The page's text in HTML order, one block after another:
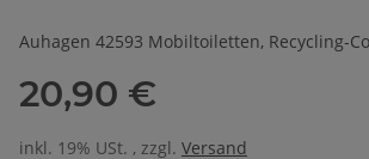
Auhagen 42593 Mobiltoiletten, Recycling-
20,90 €
inkl. 19% USt. , zzgl. Versand